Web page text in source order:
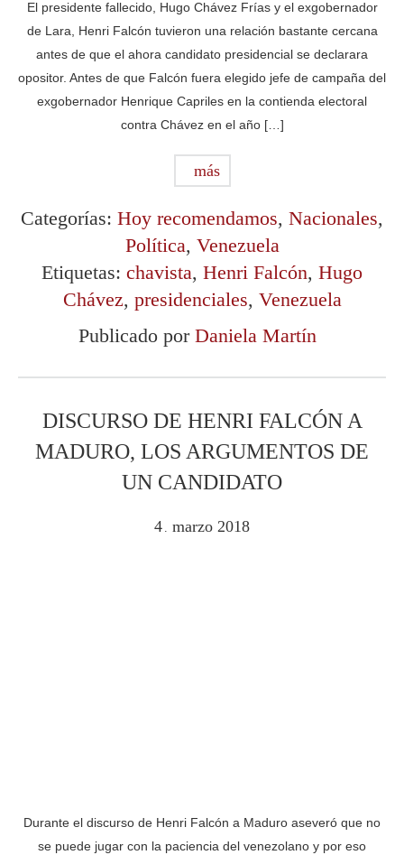
El presidente fallecido, Hugo Chávez Frías y el exgobernador
de Lara, Henri Falcón tuvieron una relación bastante cercana
antes de que el ahora candidato presidencial se declarara
opositor. Antes de que Falcón fuera elegido jefe de campaña del
exgobernador Henrique Capriles en la contienda electoral
contra Chávez en el año […]
más
Categorías: Hoy recomendamos, Nacionales,
Política, Venezuela
Etiquetas: chavista, Henri Falcón, Hugo
Chávez, presidenciales, Venezuela
Publicado por Daniela Martín
DISCURSO DE HENRI FALCÓN A
MADURO, LOS ARGUMENTOS DE
UN CANDIDATO
4 marzo 2018
Durante el discurso de Henri Falcón a Maduro aseveró que no
se puede jugar con la paciencia del venezolano y por eso